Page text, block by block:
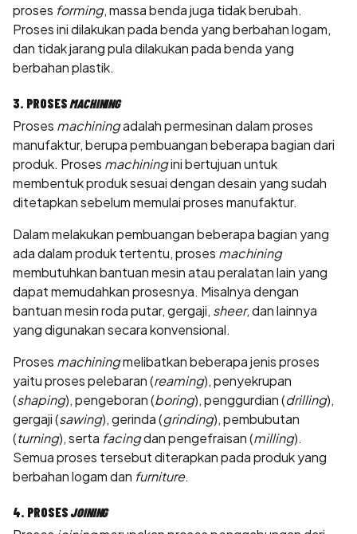
proses forming, massa benda juga tidak berubah.
Proses ini dilakukan pada benda yang berbahan logam,
dan tidak jarang pula dilakukan pada benda yang
berbahan plastik.
3. PROSESMACHINING
Proses machiningadalah permesinan dalam proses
manufaktur, berupa pembuangan beberapa bagian dari
produk. Proses machiningini bertujuan untuk
membentuk produk sesuai dengan desain yang sudah
ditetapkan sebelum memulai proses manufaktur.
Dalam melakukan pembuangan beberapa bagian yang
ada dalam produk tertentu, proses machining
membutuhkan bantuan mesin atau peralatan lain yang
dapat memudahkan prosesnya. Misalnya dengan
bantuan mesin roda putar, gergaji, sheer, dan lainnya
yang digunakan secara konvensional.
Proses machiningmelibatkan beberapa jenis proses
yaitu proses pelebaran (reaming), penyekrupan
(shaping), pengeboran (boring), penggurdian (drilling),
gergaji (sawing), gerinda (grinding), pembubutan
(turning), serta facingdan pengefraisan (milling).
Semua proses tersebut diterapkan pada produk yang
berbahan logam dan furniture.
4. PROSESJOINING